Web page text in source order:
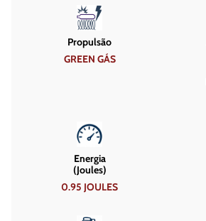
Propulsão
GREEN GÁS
Energia
(Joules)
0.95 JOULES